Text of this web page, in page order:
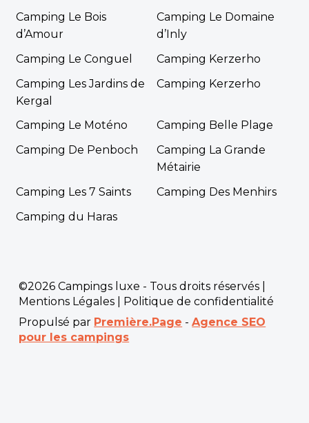
Camping Le Bois
d’Amour
Camping Le Domaine
d’Inly
Camping Le Conguel
Camping Kerzerho
Camping Les Jardins de
Kergal
Camping Kerzerho
Camping Le Moténo
Camping Belle Plage
Camping De Penboch
Camping La Grande
Métairie
Camping Les 7 Saints
Camping Des Menhirs
Camping du Haras
©2026 Campings luxe - Tous droits réservés |
Mentions Légales
Politique de confidentialité
Propulsé par Première.Page -Agence SEO
pour les campings